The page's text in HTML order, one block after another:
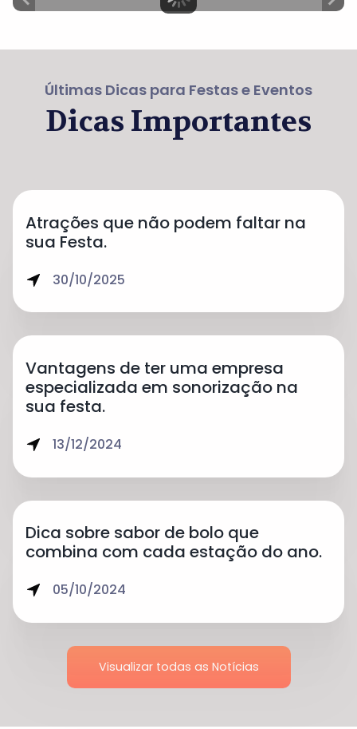
Últimas Dicas para Festas e Eventos
Dicas Importantes
Atrações que não podem faltar na
sua Festa.
30/10/2025
Vantagens de ter uma empresa
especializada em sonorização na
sua festa.
13/12/2024
Dica sobre sabor de bolo que
combina com cada estação do ano.
05/10/2024
Visualizar todas as Notícias